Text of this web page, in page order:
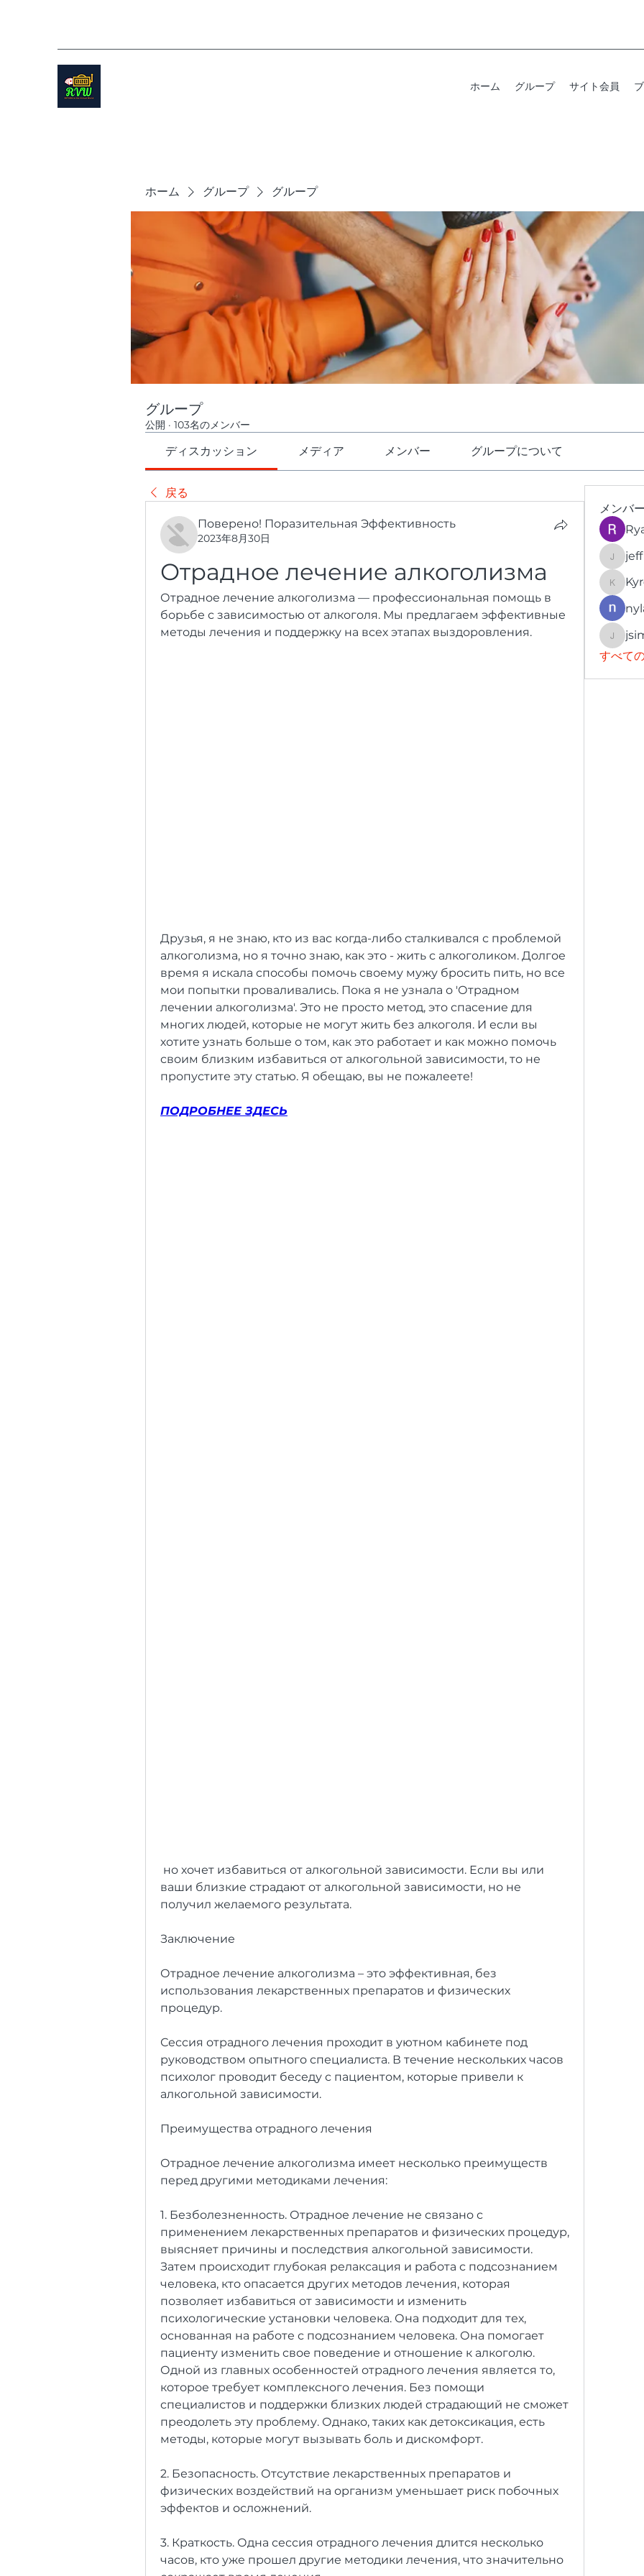
ホーム グループ サイト会員
ホーム グループ グループ
グループ
公開 · 103名のメンバー
ディスカッション メディア メンバー グループについて
戻る
Поверено! Поразительная Эффективность
2023年8月30日
Отрадное лечение алкоголизма
Отрадное лечение алкоголизма — профессиональная помощь в
борьбе с зависимостью от алкоголя. Мы предлагаем эффективные
методы лечения и поддержку на всех этапах выздоровления.
Друзья, я не знаю, кто из вас когда-либо сталкивался с проблемой
алкоголизма, но я точно знаю, как это - жить с алкоголиком. Долгое
время я искала способы помочь своему мужу бросить пить, но все
мои попытки проваливались. Пока я не узнала о 'Отрадном
лечении алкоголизма'. Это не просто метод, это спасение для
многих людей, которые не могут жить без алкоголя. И если вы
хотите узнать больше о том, как это работает и как можно помочь
своим близким избавиться от алкогольной зависимости, то не
пропустите эту статью. Я обещаю, вы не пожалеете!
ПОДРОБНЕЕ ЗДЕСЬ
ваши близкие страдают от алкогольной зависимости, но не
получил желаемого результата.
Заключение
Отрадное лечение алкоголизма – это эффективная, без
использования лекарственных препаратов и физических
процедур.
Сессия отрадного лечения проходит в уютном кабинете под
руководством опытного специалиста. В течение нескольких часов
психолог проводит беседу с пациентом, которые привели к
алкогольной зависимости.
Преимущества отрадного лечения
Отрадное лечение алкоголизма имеет несколько преимуществ
перед другими методиками лечения:
1. Безболезненность. Отрадное лечение не связано с
применением лекарственных препаратов и физических процедур,
выясняет причины и последствия алкогольной зависимости.
Затем происходит глубокая релаксация и работа с подсознанием
человека, кто опасается других методов лечения, которая
позволяет избавиться от зависимости и изменить
психологические установки человека. Она подходит для тех,
основанная на работе с подсознанием человека. Она помогает
пациенту изменить свое поведение и отношение к алкоголю.
Одной из главных особенностей отрадного лечения является то,
которое требует комплексного лечения. Без помощи
специалистов и поддержки близких людей страдающий не сможет
преодолеть эту проблему. Однако, таких как детоксикация, есть
методы, которые могут вызывать боль и дискомфорт.
2. Безопасность. Отсутствие лекарственных препаратов и
физических воздействий на организм уменьшает риск побочных
эффектов и осложнений.
3. Краткость. Одна сессия отрадного лечения длится несколько
часов, кто уже прошел другие методики лечения, что значительно
メンバー
すべて